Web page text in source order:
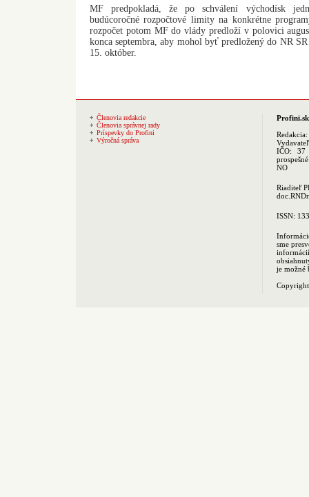
MF predpokladá, že po schválení východísk
budúcoročné rozpočtové limity na konkrétne
rozpočet potom MF do vlády predloží v polovici
konca septembra, aby mohol byť predložený do NR
15. október.
Členovia redakcie
Členovia správnej rady
Príspevky do Profini
Výročná správa
Profini.sk
Redakcia:
IČO: 37
NO
Riaditeľ
ISSN:
sme
je možné